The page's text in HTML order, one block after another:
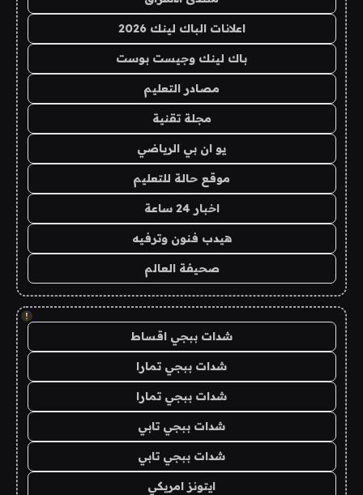
اعلانات الباك لينك 2026
باك لينك وجيست بوست
مصادر التعليم
مجلة تقنية
يو ان بي الرياضي
موقع حالة للتعليم
اخبار 24 ساعة
هيدب فنون وترفيه
صحيفة العالم
!
شدات ببجي اقساط
شدات ببجي تمارا
شدات ببجي تمارا
شدات ببجي تابي
شدات ببجي تابي
ايتونز امريكي